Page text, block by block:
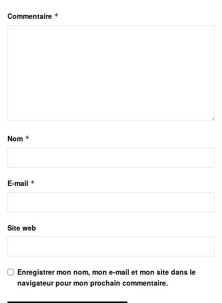
Commentaire *
Nom *
E-mail *
Site web
Enregistrer mon nom, mon e-mail et mon site dans le
navigateur pour mon prochain commentaire.